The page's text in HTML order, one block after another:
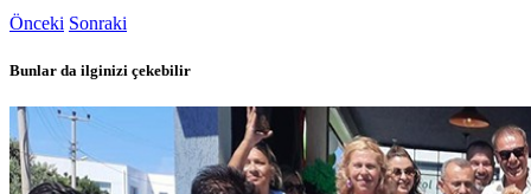
Önceki Sonraki
Bunlar da ilginizi çekebilir